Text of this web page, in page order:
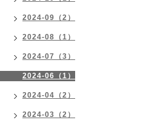
2024-09（2）
2024-08（1）
2024-07（3）
2024-06（1）
2024-04（2）
2024-03（2）